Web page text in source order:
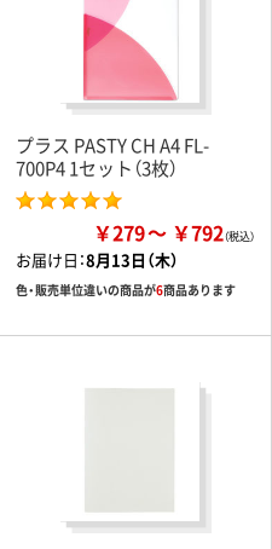
プラス PASTY CH A4 FL-
700P4 1セット（3枚）
￥279 ￥792
お届け日：8月13日（木）
色・販売単位違いの商品が6商品あります